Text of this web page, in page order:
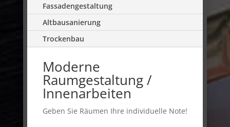
Fassadengestaltung
Altbausanierung
Trockenbau
Moderne
Raumgestaltung /
Innenarbeiten
Geben Sie Räumen Ihre individuelle Note!